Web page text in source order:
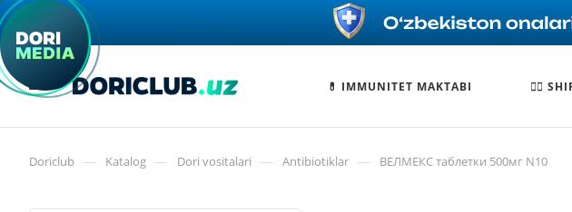
💊 IMMUNITET MAKTABI 🧑‍⚕️
Doriclub — Katalog — Dori vositalari — Antibiotiklar — ВЕЛМЕКС таблетки 500мг N10